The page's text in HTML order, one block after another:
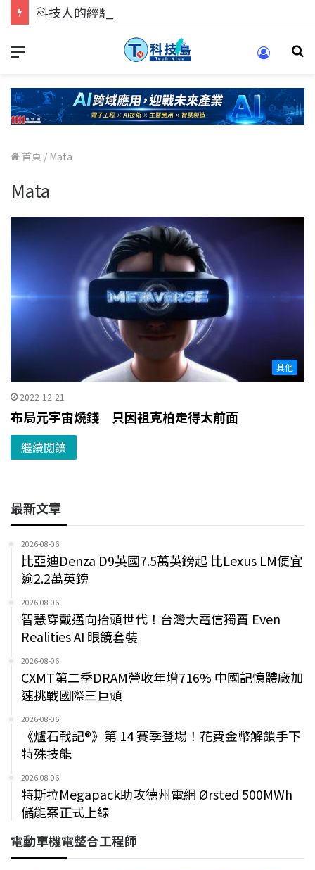
首頁 / Mata
Mata
其他
2022-12-21
布局元宇宙燒錢 只因祖克柏走得太前面
繼續閱讀
最新文章
2026-08-06
比亞迪Denza D9英國7.5萬英鎊起 比Lexus LM便宜
逾2.2萬英鎊
2026-08-06
智慧穿戴邁向抬頭世代！台灣大電信獨賣 Even
Realities AI 眼鏡套裝
2026-08-06
CXMT第二季DRAM營收年增716% 中國記憶體廠加
速挑戰國際三巨頭
2026-08-06
《爐石戰記®》第 14 賽季登場！花費金幣解鎖手下
特殊技能
2026-08-06
特斯拉Megapack助攻德州電網 Ørsted 500MWh
儲能案正式上線
電動車機電整合工程師